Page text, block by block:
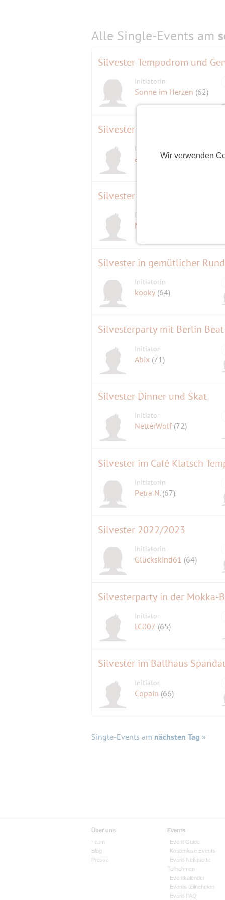
Wir verwenden
Alle Single-Events am
Silvester Tempodrom und
Initiatorin
Sonne im Herzen (62)
Silvester in Eichwalde
Initiator
allyouneed(64)
Silvester in Biesdorf Süd
Initiator
Marten
Silvester in gemütlicher
Initiatorin
kooky (64)
Silvesterparty mit Berlin
Initiator
Abix (71)
Silvester Dinner und Skat
Initiator
NetterWolf (72)
Silvester im Café Klatsch
Initiatorin
Petra N.(67)
Silvester 2022/2023
Initiatorin
Glückskind61 (64)
Silvesterparty in der Mokka-
Initiator
LC007 (65)
Silvester im Ballhaus
Initiator
Copain (66)
Single-Events am nächsten Tag »
Über uns
Team
Blog
Presse
Events
Event Guide
Kostenlose Events
Event-Netiquette
Teilnehmen
Eventkalender
Events teilnehmen
Event-FAQ